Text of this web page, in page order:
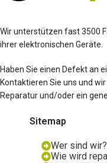
Wir unterstützen fast 3500
ihrer elektronischen Geräte.
Haben Sie einen Defekt an
Kontaktieren Sie uns und
Reparatur und/oder ein
Sitemap
Wer sind wir?
Wie wird